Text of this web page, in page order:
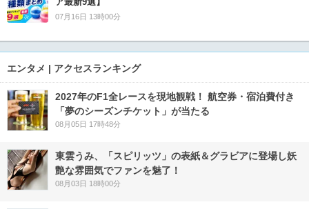
07月16日 13時00分
エンタメ | アクセスランキング
2027年のF1全レースを現地観戦！ 航空券・宿泊費付き
「夢のシーズンチケット」が当たる
08月05日 17時48分
東雲うみ、「スピリッツ」の表紙＆グラビアに登場し妖
艶な雰囲気でファンを魅了！
08月03日 18時00分